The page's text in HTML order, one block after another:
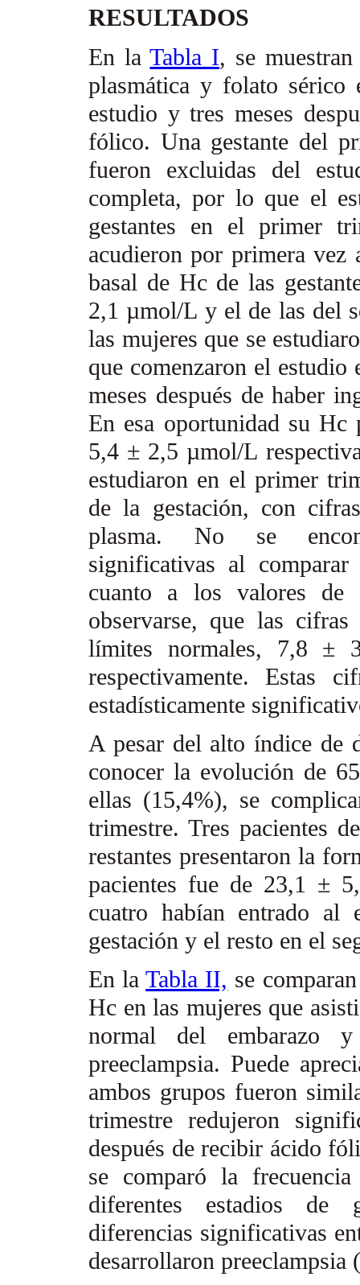
RESULTADOS
En laTabla I, se
plasmática y folato sérico
estudio y tres meses
fólico. Una gestante del
fueron excluidas del
completa, por lo que el
gestantes en el primer
acudieron por primera vez
basal de Hc de las
2,1 µmol/L y el de las del
las mujeres que se
que comenzaron el estudio
meses después de haber
En esa oportunidad su
5,4 ± 2,5 µmol/L
estudiaron en el primer
de la gestación, con
plasma. No se
significativas al
cuanto a los valores
observarse, que las cifras
límites normales, 7,8
respectivamente. Estas
estadísticamente
A pesar del alto índice de
conocer la evolución de
ellas (15,4%), se
trimestre. Tres pacientes
restantes presentaron la
pacientes fue de 23,1 ±
cuatro habían entrado al
gestación y el resto en el
En laTabla II, se
Hc en las mujeres que
normal del embarazo
preeclampsia. Puede
ambos grupos fueron
trimestre redujeron
después de recibir ácido
se comparó la
diferentes estadios de
diferencias significativas
desarrollaron preeclampsia (